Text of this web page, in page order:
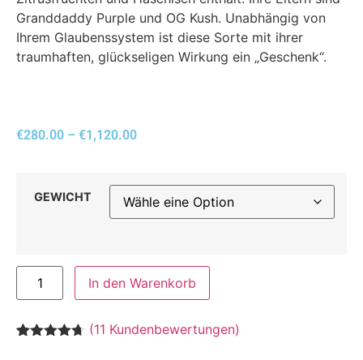
Granddaddy Purple und OG Kush. Unabhängig von
Ihrem Glaubenssystem ist diese Sorte mit ihrer
traumhaften, glückseligen Wirkung ein „Geschenk“.
€280.00 – €1,120.00
GEWICHT
In den Warenkorb
(11 Kundenbewertungen)